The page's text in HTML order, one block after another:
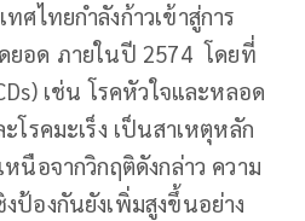
ศไทยกำลังก้าวเข้าสู่การ
ยอด ภายในปี 2574 โดยที่
เช่น โรคหัวใจและหลอด
โรคมะเร็ง เป็นสาเหตุหลัก
นือจากวิกฤติดังกล่าว ความ
ป้องกันยังเพิ่มสูงขึ้นอย่าง